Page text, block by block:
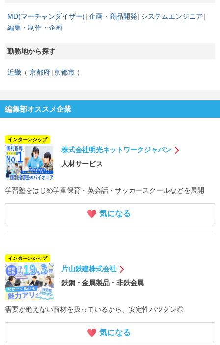
MD(マーチャンダイザー) 企画・商品開発
システムエンジニア
編集・制作・企画
勤務地から探す
近畿 京都府 京都市
編集部オススメ企業
インターンシップ
株式会社明光ネットワークジャパン
人材サービス
学習塾をはじめ学童保育・英会話・サッカースクールなどを展開
気になる
インターンシップ
片山鉄建株式会社
鉄鋼・金属製品・非鉄金属
需要が絶えない商材を扱っているから、安定性バツグン◎
気になる